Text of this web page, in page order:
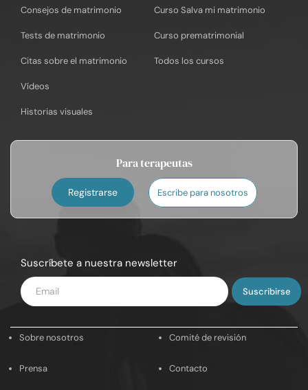
Consejos de matrimonio
Tests de matrimonio
Citas sobre el matrimonio
Vídeos
Historias visuales
Curso Salva mi matrimonio
Curso prematrimonial
Todos los cursos
Para terapeutas
Registrarse Escribe para nosotros
Suscríbete a nuestra newsletter
Introduce
tu
Sobre nosotros Comité de revisión
Prensa Contacto